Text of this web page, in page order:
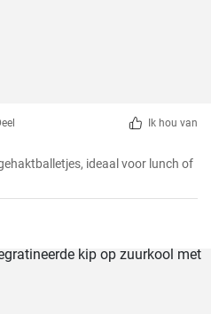
Ik hou van
ideaal voor lunch of